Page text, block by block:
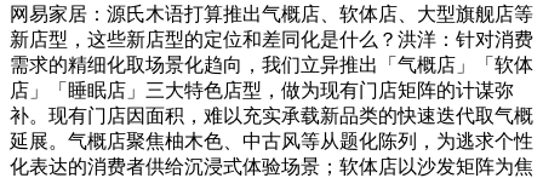
网易家居：源氏木语打算推出气概店、软体店、大型旗舰店等
新店型，这些新店型的定位和差同化是什么？洪洋：针对消费
需求的精细化取场景化趋向，我们立异推出「气概店」「软体
店」「睡眠店」三大特色店型，做为现有门店矩阵的计谋弥
补。现有门店因面积，难以充实承载新品类的快速迭代取气概
延展。气概店聚焦柚木色、中古风等从题化陈列，为逃求个性
化表达的消费者供给沉浸式体验场景；软体店以沙发矩阵为焦